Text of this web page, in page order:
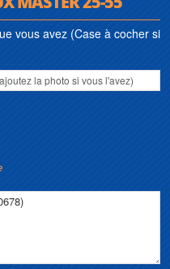
vous avez (Case à cocher si